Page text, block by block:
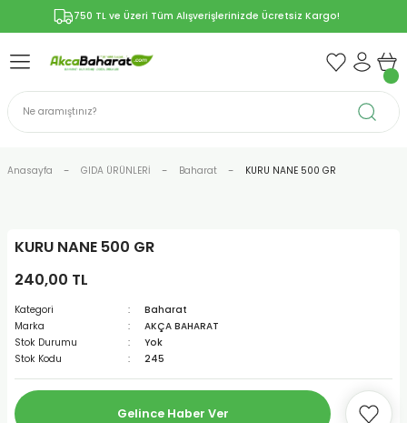
750 TL ve Üzeri Tüm Alışverişlerinizde Ücretsiz Kargo!
Geri Dön
Propolis
Geri Dön
Geri Dön
Geri Dön
KAPSÜLLER
Geri Dön
Anasayfa GIDA ÜRÜNLERİ Baharat KURU NANE 500 GR
KURU NANE 500 GR
240,00 TL
Kategori
Baharat
Marka
AKÇA BAHARAT
Stok Durumu
Yok
Stok Kodu
245
Gelince Haber Ver